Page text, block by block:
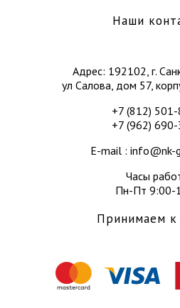
Наши
Адрес: 192102, г.
ул Салова, дом 57,
+7 (812)
+7 (962)
E-mail : info@nk-
Часы
Пн-Пт 9:00-
Принимаем к